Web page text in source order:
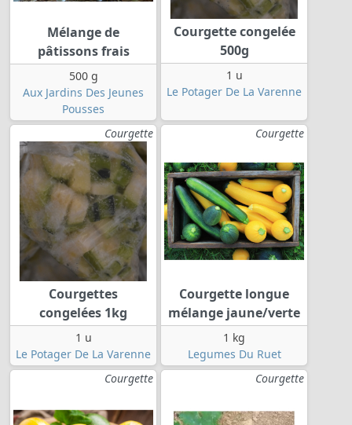
Mélange de
pâtissons frais
500 g
Aux Jardins Des Jeunes
Pousses
Courgette congelée
500g
1 u
Le Potager De La Varenne
Courgette
Courgettes
congelées 1kg
1 u
Le Potager De La Varenne
Courgette
Courgette longue
mélange jaune/verte
1 kg
Legumes Du Ruet
Courgette
Courgette